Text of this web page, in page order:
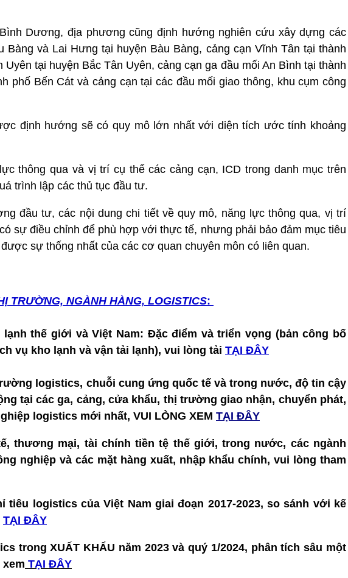
Dương, địa phương cũng định hướng nghiên cứu xây dựng các
Bàng và Lai Hưng tại huyện Bàu Bàng, cảng cạn Vĩnh Tân tại thành
Uyên tại huyện Bắc Tân Uyên, cảng cạn ga đầu mối An Bình tại thành
phố Bến Cát và cảng cạn tại các đầu mối giao thông, khu cụm công
định hướng sẽ có quy mô lớn nhất với diện tích ước tính khoảng
thông qua và vị trí cụ thể các cảng cạn, ICD trong danh mục trên
trình lập các thủ tục đầu tư.
đầu tư, các nội dung chi tiết về quy mô, năng lực thông qua, vị trí
sự điều chỉnh để phù hợp với thực tế, nhưng phải bảo đảm mục tiêu
sự thống nhất của các cơ quan chuyên môn có liên quan.
TRƯỜNG, NGÀNH HÀNG, LOGISTICS:
thế giới và Việt Nam: Đặc điểm và triển vọng (bản công bố
vụ kho lạnh và vận tải lạnh), vui lòng tải TẠI ĐÂY
logistics, chuỗi cung ứng quốc tế và trong nước, độ tin cậy
tại các ga, cảng, cửa khẩu, thị trường giao nhận, chuyển phát,
logistics mới nhất, VUI LÒNG XEM TẠI ĐÂY
thương mại, tài chính tiền tệ thế giới, trong nước, các ngành
nghiệp và các mặt hàng xuất, nhập khẩu chính, vui lòng tham
tiêu logistics của Việt Nam giai đoạn 2017-2023, so sánh với kế
TẠI ĐÂY
trong XUẤT KHẨU năm 2023 và quý 1/2024, phân tích sâu một
TẠI ĐÂY